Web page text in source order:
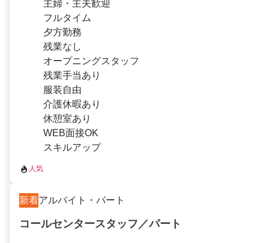
主婦・主夫歓迎
フルタイム
夕方勤務
残業なし
オープニングスタッフ
残業手当あり
服装自由
介護休暇あり
休憩室あり
WEB面接OK
スキルアップ
人気
新着アルバイト・パート
コールセンタースタッフ／パート